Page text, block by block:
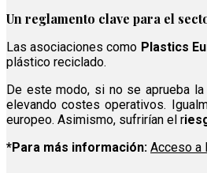
Un reglamento clave para el
Las asociaciones como Plastics
plástico reciclado.
De este modo, si no se aprueba
elevando costes operativos.
europeo. Asimismo, sufrirían el r
*Para más información: Acceso a